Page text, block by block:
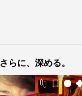
さらに、深める。